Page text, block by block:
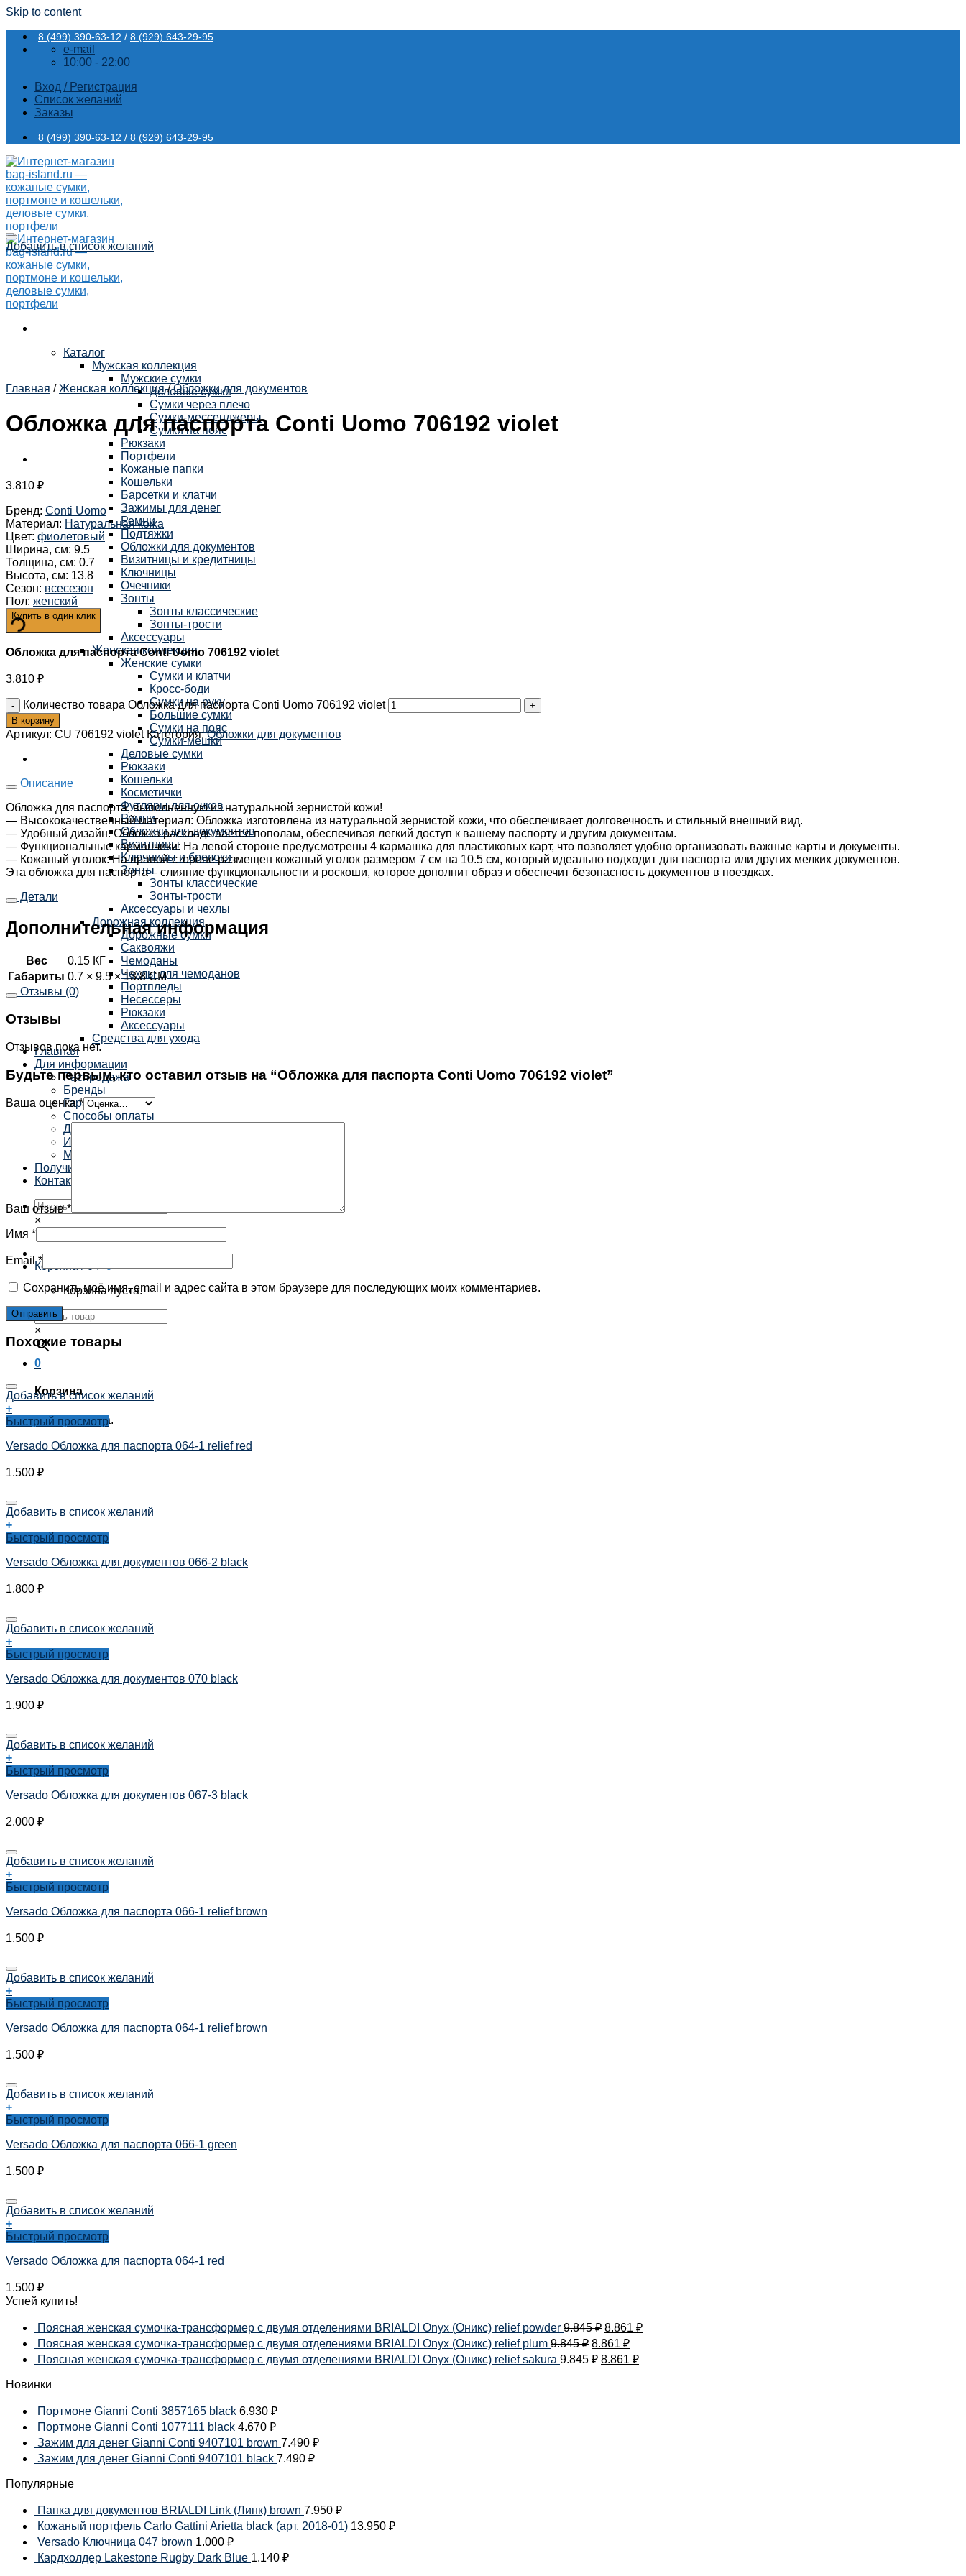
Skip to content
8 (499) 390-63-12 / 8 (929) 643-29-95
e-mail
10:00 - 22:00
Вход / Регистрация
Список желаний
Заказы
8 (499) 390-63-12 / 8 (929) 643-29-95
Каталог
Мужская коллекция
Мужские сумки
Деловые сумки
Сумки через плечо
Сумки-мессенджеры
Сумки на пояс
Рюкзаки
Портфели
Кожаные папки
Кошельки
Барсетки и клатчи
Зажимы для денег
Ремни
Подтяжки
Обложки для документов
Визитницы и кредитницы
Ключницы
Очечники
Зонты
Зонты классические
Зонты-трости
Аксессуары
Женская коллекция
Женские сумки
Сумки и клатчи
Кросс-боди
Сумки на руку
Большие сумки
Сумки на пояс
Сумки-мешки
Деловые сумки
Рюкзаки
Кошельки
Косметички
Футляры для очков
Ремни
Обложки для документов
Визитницы
Ключницы и брелоки
Зонты
Зонты классические
Зонты-трости
Аксессуары и чехлы
Дорожная коллекция
Дорожные сумки
Саквояжи
Чемоданы
Чехлы для чемоданов
Портпледы
Несессеры
Рюкзаки
Аксессуары
Средства для ухода
Главная
Для информации
Распродажа
Бренды
Гарантия
Способы оплаты
Доставка
Избранное
Мой аккаунт
Получить скидку
Контакты
×
Корзина /0₽ 0
Корзина пуста.
×
0
Корзина
Корзина пуста.
Добавить в список желаний
Главная / Женская коллекция / Обложки для документов
Обложка для паспорта Conti Uomo 706192 violet
3.810 ₽
Бренд: Conti Uomo
Материал: Натуральная кожа
Цвет: фиолетовый
Ширина, см: 9.5
Толщина, см: 0.7
Высота, см: 13.8
Сезон: всесезон
Пол: женский
Купить в один клик
Обложка для паспорта Conti Uomo 706192 violet
3.810 ₽
Количество товара Обложка для паспорта Conti Uomo 706192 violet
В корзину
Артикул: CU 706192 violet Категория:Обложки для документов
Описание
Обложка для паспорта, выполненную из натуральной зернистой кожи!
— Высококачественный материал: Обложка изготовлена из натуральной зернистой кожи, что обеспечивает долговечность и стильный внешний вид.
— Удобный дизайн: Обложка раскладывается пополам, обеспечивая легкий доступ к вашему паспорту и другим документам.
— Функциональные карманчики: На левой стороне предусмотрены 4 кармашка для пластиковых карт, что позволяет удобно организовать важные карты и документы.
— Кожаный уголок: На правой стороне размещен кожаный уголок размером 7 см на 10.5 см, который идеально подходит для паспорта или других мелких документов.
Эта обложка для паспорта – слияние функциональности и роскоши, которое дополнит образ и обеспечит безопасность документов в поездках.
Детали
Дополнительная информация
Вес
0.15 КГ
Габариты 0.7 × 9.5 × 13.8 СМ
Отзывы (0)
Отзывы
Отзывов пока нет.
Будьте первым, кто оставил отзыв на “Обложка для паспорта Conti Uomo 706192 violet”
Ваша оценка*
Ваш отзыв*
Имя *
Email*
Сохранить моё имя, email и адрес сайта в этом браузере для последующих моих комментариев.
Похожие товары
Добавить в список желаний
+
Быстрый просмотр
Versado Обложка для паспорта 064-1 relief red
1.500 ₽
Добавить в список желаний
+
Быстрый просмотр
Versado Обложка для документов 066-2 black
1.800 ₽
Добавить в список желаний
+
Быстрый просмотр
Versado Обложка для документов 070 black
1.900 ₽
Добавить в список желаний
+
Быстрый просмотр
Versado Обложка для документов 067-3 black
2.000 ₽
Добавить в список желаний
+
Быстрый просмотр
Versado Обложка для паспорта 066-1 relief brown
1.500 ₽
Добавить в список желаний
+
Быстрый просмотр
Versado Обложка для паспорта 064-1 relief brown
1.500 ₽
Добавить в список желаний
+
Быстрый просмотр
Versado Обложка для паспорта 066-1 green
1.500 ₽
Добавить в список желаний
+
Быстрый просмотр
Versado Обложка для паспорта 064-1 red
1.500 ₽
Успей купить!
Поясная женская сумочка-трансформер с двумя отделениями BRIALDI Onyx (Оникс) relief powder 9.845₽ 8.861 ₽
Поясная женская сумочка-трансформер с двумя отделениями BRIALDI Onyx (Оникс) relief plum 9.845₽ 8.861 ₽
Поясная женская сумочка-трансформер с двумя отделениями BRIALDI Onyx (Оникс) relief sakura 9.845₽ 8.861 ₽
Новинки
Портмоне Gianni Conti 3857165 black 6.930 ₽
Портмоне Gianni Conti 1077111 black 4.670 ₽
Зажим для денег Gianni Conti 9407101 brown 7.490 ₽
Зажим для денег Gianni Conti 9407101 black 7.490 ₽
Популярные
Папка для документов BRIALDI Link (Линк) brown 7.950 ₽
Кожаный портфель Carlo Gattini Arietta black (арт. 2018-01) 13.950 ₽
Versado Ключница 047 brown 1.000 ₽
Кардхолдер Lakestone Rugby Dark Blue 1.140 ₽